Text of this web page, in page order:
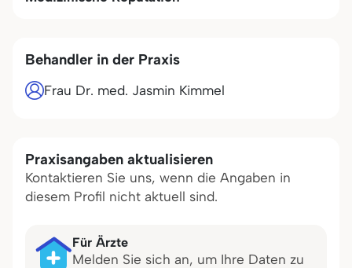
Behandler in der Praxis
Frau Dr. med. Jasmin Kimmel
Praxisangaben aktualisieren
Kontaktieren Sie uns, wenn die Angaben in
diesem Profil nicht aktuell sind.
Für Ärzte
Melden Sie sich an, um Ihre Daten zu